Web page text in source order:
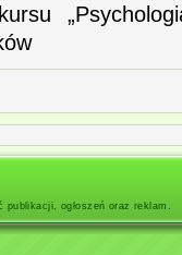
ogłoszeń oraz reklam.